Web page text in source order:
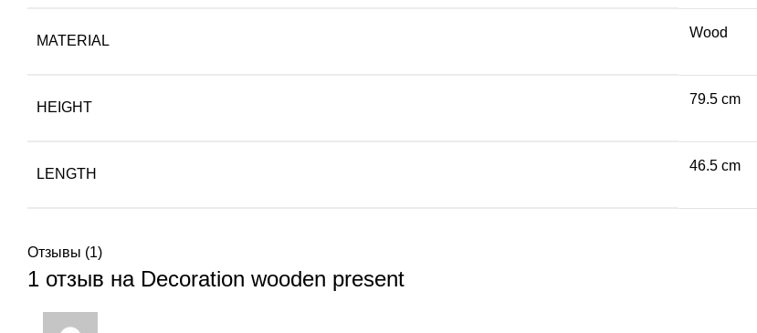
MATERIAL
Wood
HEIGHT
79.5 cm
LENGTH
46.5 cm
Отзывы (1)
1 отзыв на Decoration wooden present